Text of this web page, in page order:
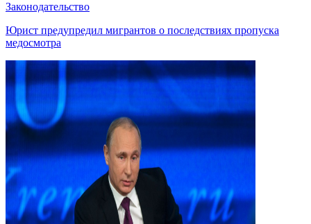
Законодательство
Юрист предупредил мигрантов о последствиях пропуска
медосмотра